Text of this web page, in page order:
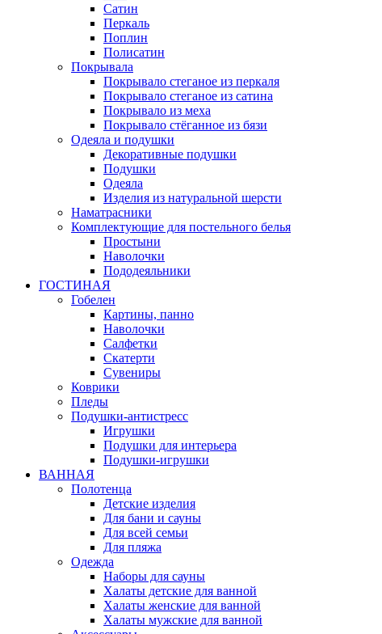
Сатин
Перкаль
Поплин
Полисатин
Покрывала
Покрывало стеганое из перкаля
Покрывало стеганое из сатина
Покрывало из меха
Покрывало стёганное из бязи
Одеяла и подушки
Декоративные подушки
Подушки
Одеяла
Изделия из натуральной шерсти
Наматраcники
Комплектующие для постельного белья
Простыни
Наволочки
Пододеяльники
ГОСТИНАЯ
Гобелен
Картины, панно
Наволочки
Салфетки
Скатерти
Сувениры
Коврики
Пледы
Подушки-антистресс
Игрушки
Подушки для интерьера
Подушки-игрушки
ВАННАЯ
Полотенца
Детские изделия
Для бани и сауны
Для всей семьи
Для пляжа
Одежда
Наборы для сауны
Халаты детские для ванной
Халаты женские для ванной
Халаты мужские для ванной